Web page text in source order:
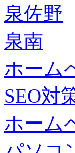
泉佐野
泉南
ホーム
SEO対
ホーム